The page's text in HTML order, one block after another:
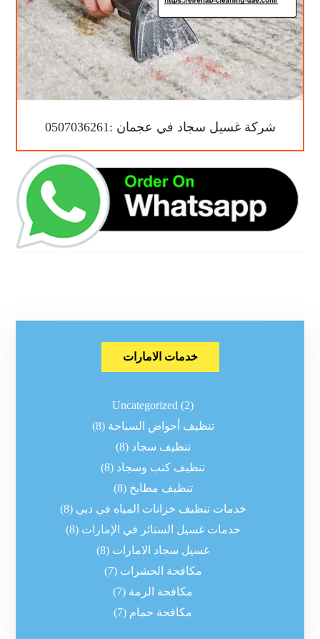
شركة غسيل سجاد في عجمان :0507036261
خدمات الامارات
Uncategorized (2)
تنظيف أحواض السباحة (8)
تنظيف سجاد (8)
تنظيف كنب وسجاد (8)
تنظيف مطابخ (8)
خدمات تنظيف خزانات المياه في دبي (8)
خدمات غسيل الستائر في الإمارات (8)
غسيل سجاد الامارات (8)
مكافحة الحشرات (7)
مكافحة الرمة (7)
مكافحة حمام (7)